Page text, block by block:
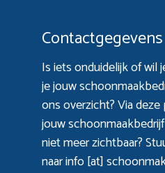
Contactgegevens
Is iets onduidelijk of wil
je jouw
ons overzicht? Viadeze
jouw
niet meer zichtbaar?
naar info [at]